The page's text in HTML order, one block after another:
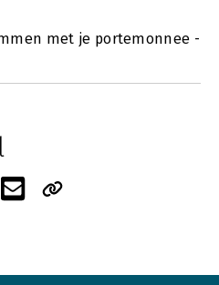
met je portemonnee -